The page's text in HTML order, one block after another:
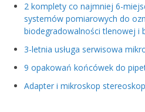
2 komplety co najmniej 6-
systemów pomiarowych do
biodegradowalności tlenowej i
3-letnia usługa serwisowa
9 opakowań końcówek do
Adapter i mikroskop